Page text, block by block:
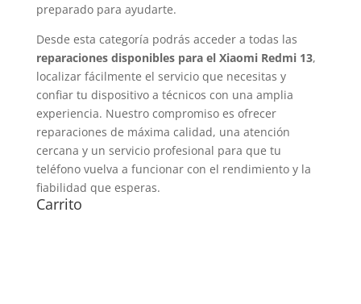
preparado para ayudarte.
Desde esta categoría podrás acceder a todas las
reparaciones disponibles para el Xiaomi Redmi 13,
localizar fácilmente el servicio que necesitas y
confiar tu dispositivo a técnicos con una amplia
experiencia. Nuestro compromiso es ofrecer
reparaciones de máxima calidad, una atención
cercana y un servicio profesional para que tu
teléfono vuelva a funcionar con el rendimiento y la
fiabilidad que esperas.
Carrito